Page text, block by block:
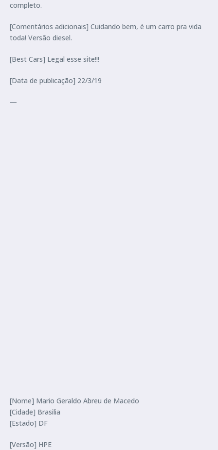
completo.
[Comentários adicionais] Cuidando bem, é um carro pra vida
toda! Versão diesel.
[Best Cars] Legal esse site!!!
[Data de publicação] 22/3/19
—
[Nome] Mario Geraldo Abreu de Macedo
[Cidade] Brasilia
[Estado] DF
[Versão] HPE